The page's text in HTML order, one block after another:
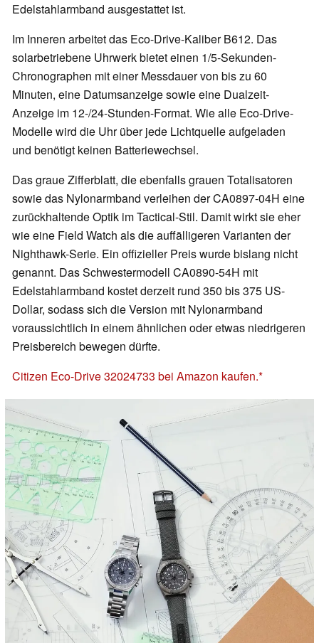
Edelstahlarmband ausgestattet ist.
Im Inneren arbeitet das Eco-Drive-Kaliber B612. Das
solarbetriebene Uhrwerk bietet einen 1/5-Sekunden-
Chronographen mit einer Messdauer von bis zu 60
Minuten, eine Datumsanzeige sowie eine Dualzeit-
Anzeige im 12-/24-Stunden-Format. Wie alle Eco-Drive-
Modelle wird die Uhr über jede Lichtquelle aufgeladen
und benötigt keinen Batteriewechsel.
Das graue Zifferblatt, die ebenfalls grauen Totalisatoren
sowie das Nylonarmband verleihen der CA0897-04H eine
zurückhaltende Optik im Tactical-Stil. Damit wirkt sie eher
wie eine Field Watch als die auffälligeren Varianten der
Nighthawk-Serie. Ein offizieller Preis wurde bislang nicht
genannt. Das Schwestermodell CA0890-54H mit
Edelstahlarmband kostet derzeit rund 350 bis 375 US-
Dollar, sodass sich die Version mit Nylonarmband
voraussichtlich in einem ähnlichen oder etwas niedrigeren
Preisbereich bewegen dürfte.
Citizen Eco-Drive 32024733 bei Amazon kaufen.